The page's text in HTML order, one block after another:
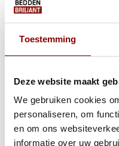
Toestemming
Deze website maakt
We gebruiken cookies
personaliseren, om
en om ons
informatie over uw
Gratis Lentedeal!